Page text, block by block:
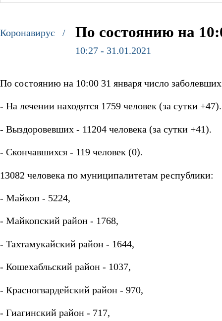
Коронавирус / По состоянию на
10:27 - 31.01.2021
По состоянию на 10:00 31 января число
- На лечении находятся 1759 человек (за сутки +47).
- Выздоровевших - 11204 человека (за сутки +41).
- Скончавшихся - 119 человек (0).
13082 человека по муниципалитетам республики:
- Майкоп - 5224,
- Майкопский район - 1768,
- Тахтамукайский район - 1644,
- Кошехабльский район - 1037,
- Красногвардейский район - 970,
- Гиагинский район - 717,